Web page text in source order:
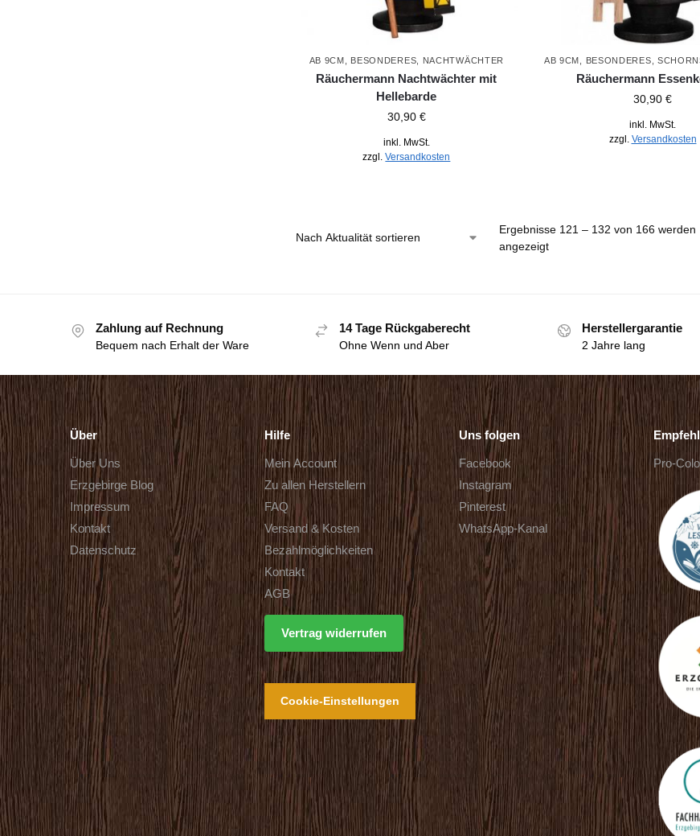
AB 9CM BESONDERES NACHTWÄCHTER
Räuchermann Nachtwächter mit
Hellebarde
30,90 €
inkl. MwSt.
zzgl.Versandkosten
AB 9CM BESONDERES
Räuchermann
30,90 €
inkl. MwSt.
zzgl. Versandkosten
Ergebnisse 121 – 132 von 166 werden
angezeigt
Zahlung auf Rechnung
Bequem nach Erhalt der Ware
14 Tage Rückgaberecht
Ohne Wenn und Aber
Herstellergarantie
2 Jahre lang
Über
Über Uns
Erzgebirge Blog
Impressum
Kontakt
Datenschutz
Hilfe
Mein Account
Zu allen Herstellern
FAQ
Versand & Kosten
Bezahlmöglichkeiten
Kontakt
AGB
Vertrag widerrufen
Cookie-Einstellungen
Uns folgen
Facebook
Instagram
Pinterest
WhatsApp-Kanal
Pro-